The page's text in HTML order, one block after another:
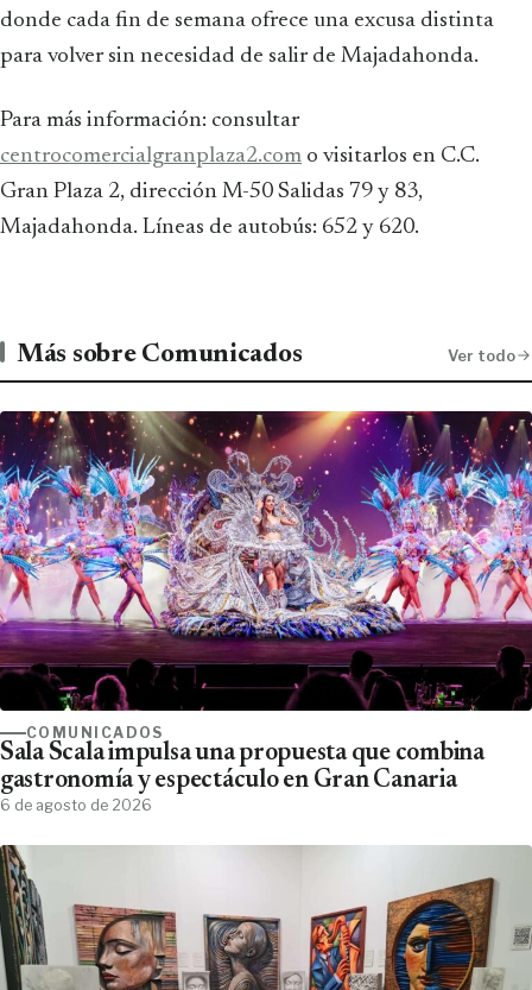
donde cada fin de semana ofrece una excusa distinta
para volver sin necesidad de salir de Majadahonda.
Para más información: consultar
centrocomercialgranplaza2.com o visitarlos en C.C.
Gran Plaza 2, dirección M-50 Salidas 79 y 83,
Majadahonda. Líneas de autobús: 652 y 620.
Más sobre Comunicados Ver todo
COMUNICADOS
Sala Scala impulsa una propuesta que combina
gastronomía y espectáculo en Gran Canaria
6 de agosto de 2026